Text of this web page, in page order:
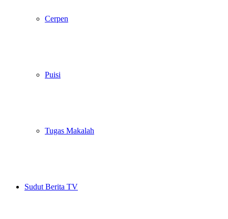
Cerpen
Puisi
Tugas Makalah
Sudut Berita TV